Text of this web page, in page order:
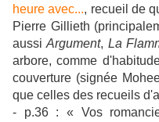
heure avec..., recueil de
Pierre Gillieth
aussiArgument, La
arbore, comme
couverture (signée
que celles des recueils
- p.36 : « Vos